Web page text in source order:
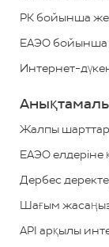
+7
(727)
313
*ҚР
бойынша
тегін
РК бойынша
ЕАЭО бойынша
Интернет-
Жалпы шарттар
ЕАЭО елдеріне
Дербес
Шағым
API арқылы